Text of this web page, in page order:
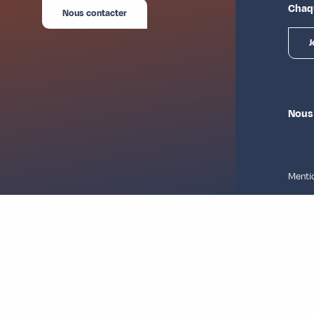
Visite guidée – Découverte du patrimoine des Hurtières
Nous contacter